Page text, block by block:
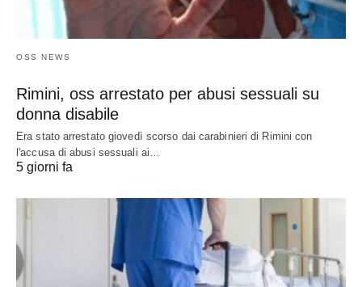
OSS NEWS
Rimini, oss arrestato per abusi sessuali su
donna disabile
Era stato arrestato giovedì scorso dai carabinieri di Rimini con
l'accusa di abusi sessuali ai…
5 giorni fa